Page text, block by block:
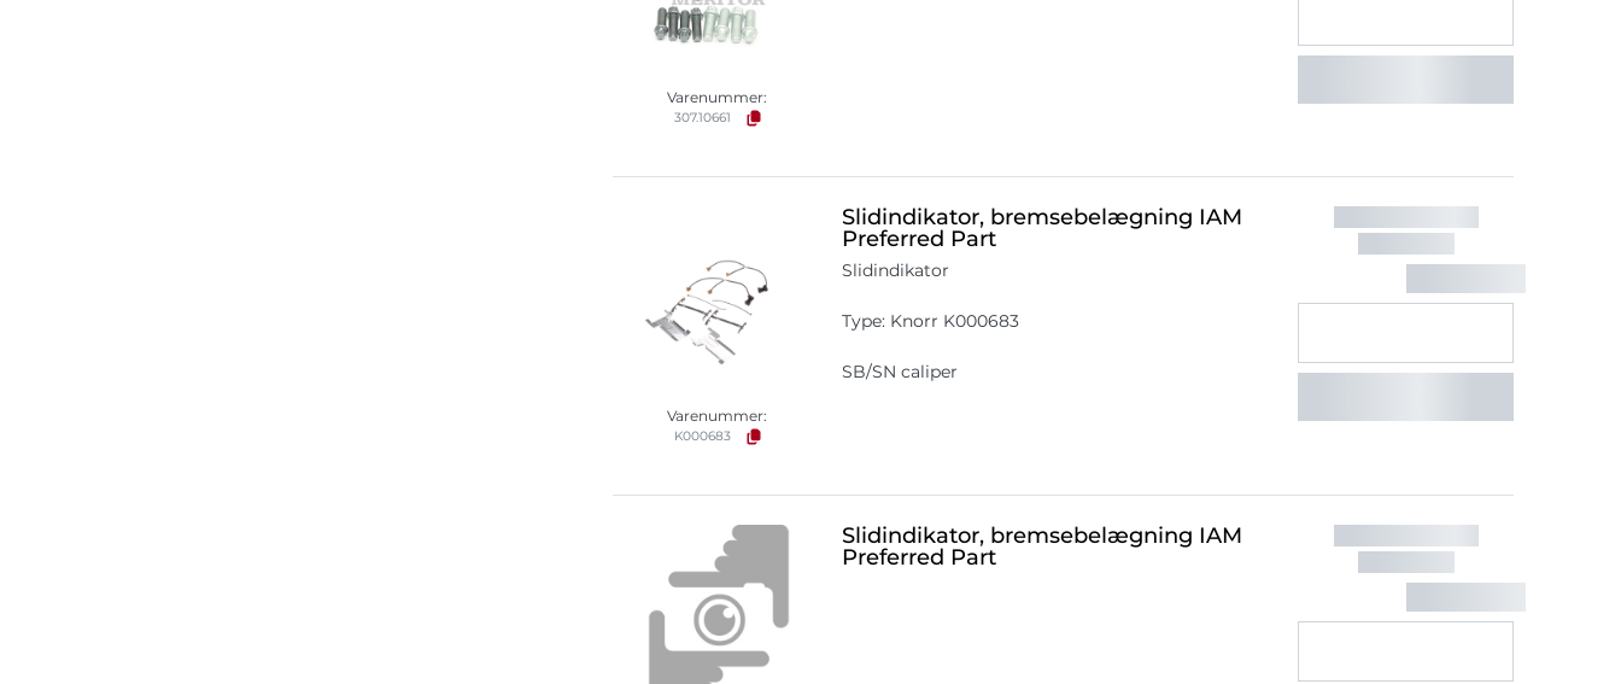
Varenummer:
307.10661
Varenummer:
K000683
Slidindikator, bremsebelægning IAM
Preferred Part
Slidindikator
Type: Knorr K000683
SB/SN caliper
Slidindikator, bremsebelægning IAM
Preferred Part